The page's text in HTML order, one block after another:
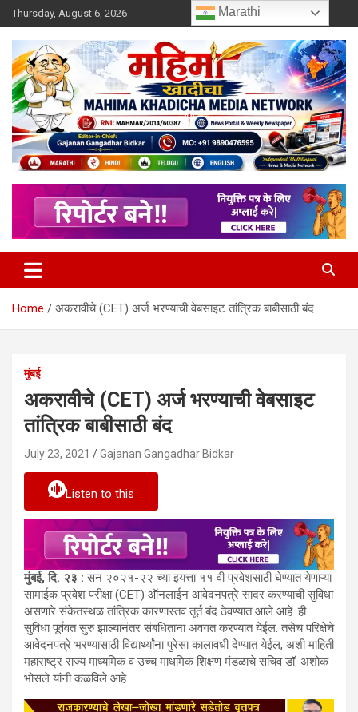
Skip
to
content
Thursday, August 6, 2026
Mahimakhadicha
Home अकरावीचे (CET) अर्ज भरण्याची वेबसाइट तांत्रिक बाबीसाठी बंद
मुंबई
अकरावीचे (CET) अर्ज भरण्याची वेबसाइट
तांत्रिक बाबीसाठी बंद
July 23, 2021 Gajanan Gangadhar Bidkar
Listen to this
मुंबई, दि. २३ : सन २०२१-२२ च्या इयत्ता ११ वी प्रवेशसाठी घेण्यात येणाऱ्या
सामाईक प्रवेश परीक्षा (CET) ऑनलाईन आवेदनपत्रे सादर करण्याची सुविधा
असणारे संकेतस्थळ तांत्रिक कारणास्तव तूर्त बंद ठेवण्यात आले आहे. ही
सुविधा पूर्ववत सुरु झाल्यानंतर संबंधिताना अवगत करण्यात येईल. तसेच परिक्षेचे
आवेदनपत्रे भरण्यासाठी विद्यार्थ्यांना पुरेसा कालावधी देण्यात येईल, अशी माहिती
महाराष्ट्र राज्य माध्यमिक व उच्च माधमिक शिक्षण मंडळाचे सचिव डॉ. अशोक
भोसले यांनी कळविले आहे.
Marathi